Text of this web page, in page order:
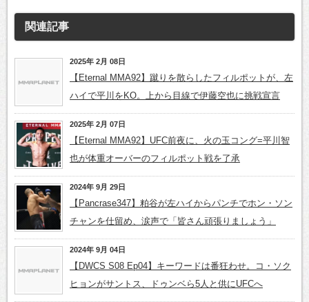
関連記事
2025年 2月 08日
【Eternal MMA92】蹴りを散らしたフィルポットが、左
ハイで平川をKO。上から目線で伊藤空也に挑戦宣言
2025年 2月 07日
【Eternal MMA92】UFC前夜に、火の玉コング=平川智
也が体重オーバーのフィルポット戦を了承
2024年 9月 29日
【Pancrase347】粕谷が左ハイからパンチでホン・ソン
チャンを仕留め、涙声で「皆さん頑張りましょう」
2024年 9月 04日
【DWCS S08 Ep04】キーワードは番狂わせ。コ・ソク
ヒョンがサントス、ドゥンベら5人と供にUFCへ